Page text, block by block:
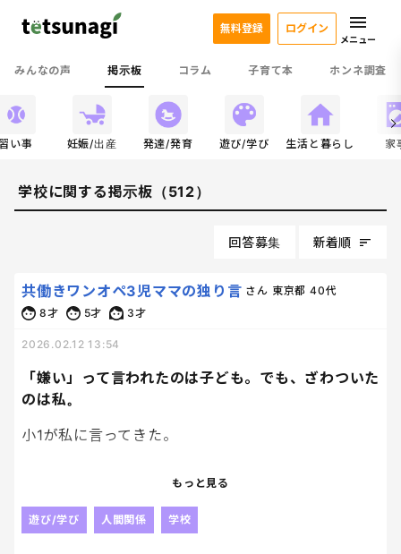
みんなの声 掲示板 コラム 子育て本 ホンネ調査
無料登録 ログイン
メニュー
い事 妊娠/出産 発達/発育 遊び/学び 生活と暮らし 家
学校に関する掲示板（512）
回答募集 新着順
「嫌い」って言われたのは子ども。でも、ざわついた
のは私。
共働きワンオペ3児ママの独り言 さん 東京都 40代
8才
5才 3才
2026.02.12 13:54
小1が私に言ってきた。
「今日、学校で●●ちゃんに嫌いって言われた」っ
もっと見る
遊び/学び 人間関係 学校